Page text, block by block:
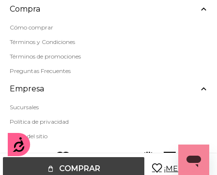
Accesibilidad
COMPRAR
Compra
Cómo comprar
Términos y Condiciones
Términos de promociones
Preguntas Frecuentes
Empresa
Sucursales
Política de privacidad
Mapa del sitio